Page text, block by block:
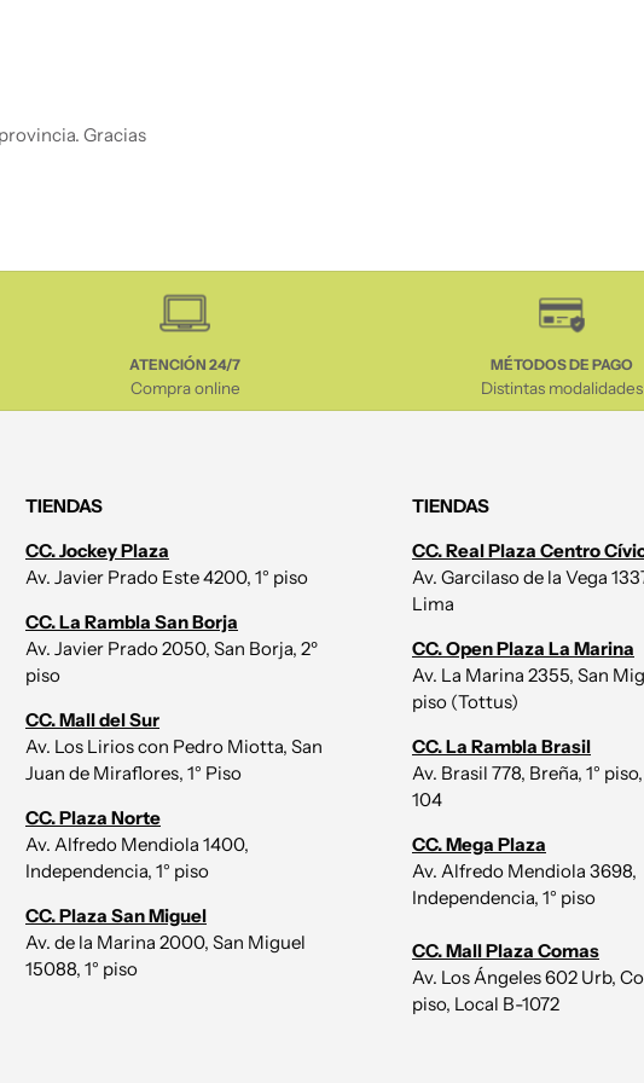
Gracias
ATENCIÓN 24/7
Compra online
MÉTODOS DE PAGO
Distintas modalidades
TIENDAS
CC. Jockey Plaza
Av. Javier Prado Este 4200, 1° piso
CC. La Rambla San Borja
Av. Javier Prado 2050, San Borja, 2º
piso
CC. Mall del Sur
Av. Los Lirios con Pedro Miotta, San
Juan de Miraflores, 1° Piso
CC. Plaza Norte
Av. Alfredo Mendiola 1400,
Independencia, 1° piso
CC. Plaza San Miguel
Av. de la Marina 2000, San Miguel
15088, 1° piso
TIENDAS
CC. Real Plaza Centro
Av. Garcilaso de la Vega
Lima
CC. Open Plaza La Marina
Av. La Marina 2355, San
piso (Tottus)
CC. La Rambla Brasil
Av. Brasil 778, Breña, 1°
104
CC. Mega Plaza
Av. Alfredo Mendiola 3698,
Independencia, 1° piso
CC. Mall Plaza Comas
Av. Los Ángeles 602 Urb,
piso, Local B-1072